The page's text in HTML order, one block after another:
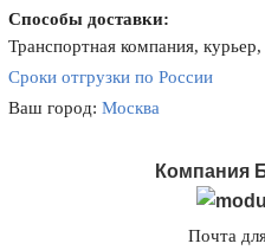
Способы доставки:
Транспортная компания,
Сроки отгрузки по России
Ваш город:Москва
Компания
Почта